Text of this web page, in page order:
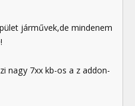
járművek,de mindenem
nagy 7xx kb-os a z addon-